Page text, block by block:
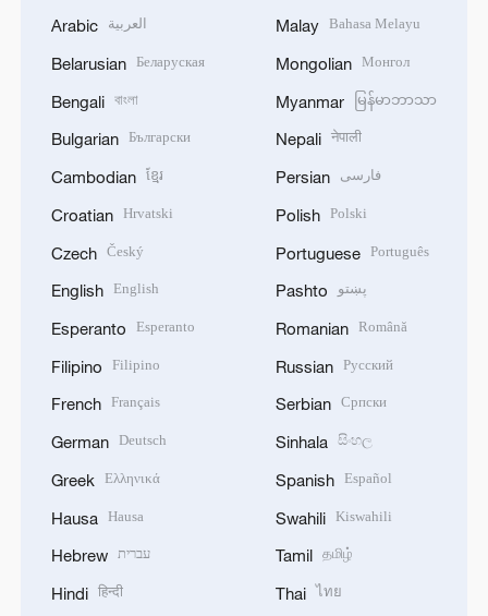
Arabic العربية
Belarusian Беларуская
Bengali বাংলা
Bulgarian Български
Cambodian ខ្មែរ
Croatian Hrvatski
Czech Český
English English
Esperanto Esperanto
Filipino Filipino
French Français
German Deutsch
Greek Ελληνικά
Hausa Hausa
Hebrew עברית
Hindi हिन्दी
Malay Bahasa Melayu
Mongolian Монгол
Myanmar မြန်မာဘာသာ
Nepali नेपाली
Persian فارسی
Polish Polski
Portuguese Português
Pashto پښتو
Romanian Română
Russian Русский
Serbian Српски
Sinhala සිංහල
Spanish Español
Swahili Kiswahili
Tamil தமிழ்
Thai ไทย